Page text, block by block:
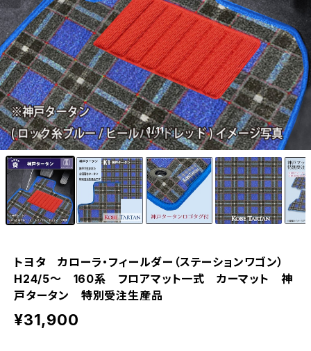
1/11
トヨタ カローラ・フィールダー（ステーションワゴン）
H24/5〜 160系 フロアマット一式 カーマット 神
戸タータン 特別受注生産品
¥31,900